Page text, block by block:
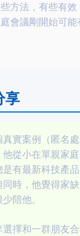
方法，有些有
會議剛開始可
享
實案例（匿名
從小在單親家
有最新科技產
時，他覺得家
陪他。
擇和一群朋友